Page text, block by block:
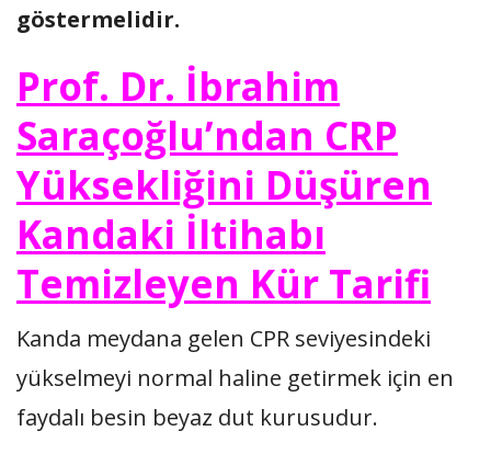
göstermelidir.
Prof. Dr. İbrahim
Saraçoğlu’ndan CRP
Yüksekliğini Düşüren
Kandaki İltihabı
Temizleyen Kür Tarifi
Kanda meydana gelen CPR seviyesindeki
yükselmeyi normal haline getirmek için en
faydalı besin beyaz dut kurusudur.